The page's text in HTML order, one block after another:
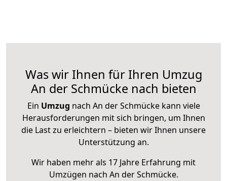
Was wir Ihnen für Ihren Umzug
An der Schmücke nach bieten
Ein Umzug nach An der Schmücke kann viele
Herausforderungen mit sich bringen, um Ihnen
die Last zu erleichtern – bieten wir Ihnen unsere
Unterstützung an.
Wir haben mehr als 17 Jahre Erfahrung mit
Umzügen nach An der Schmücke.